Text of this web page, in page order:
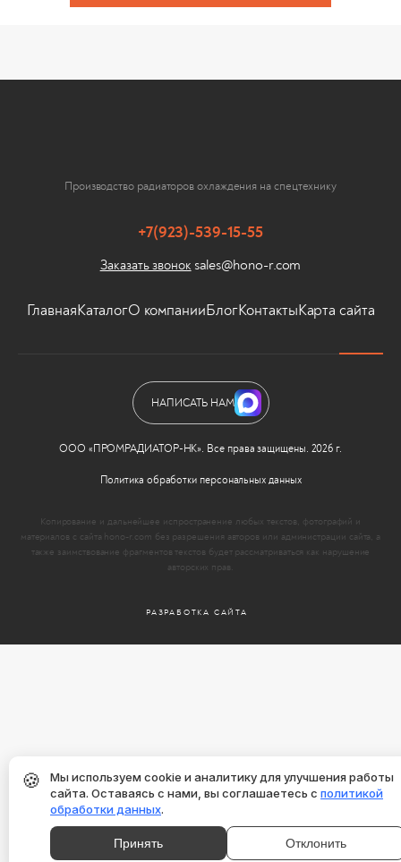
Производство радиаторов охлаждения на спецтехнику
ГлавнаяКаталогО компанииБлогКонтактыКарта сайта
+7(923)-539-15-55
Заказать звонок sales@hono-r.com
ООО «ПРОМРАДИАТОР-НК». Все права защищены. 2026 г.
Политика обработки персональных данных
НАПИСАТЬ НАМ
Копирование и дальнейшее испространение любых текстов, фотографий и
материалов с сайта hono-r.com без разрешения авторов или администрации сайта, а
также заимствование фрагментов текстов будет рассматриваться как нарушение
авторских прав.
РАЗРАБОТКА САЙТА
🍪
Мы используем cookie и аналитику для улучшения работы
сайта. Оставаясь с нами, вы соглашаетесь с политикой
обработки данных.
Принять Отклонить